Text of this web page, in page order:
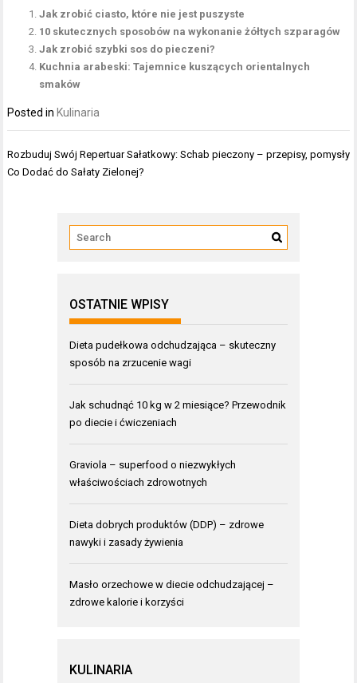
Jak zrobić ciasto, które nie jest puszyste
10 skutecznych sposobów na wykonanie żółtych szparagów
Jak zrobić szybki sos do pieczeni?
Kuchnia arabeski: Tajemnice kuszących orientalnych
smaków
Posted in Kulinaria
Nawigacja
wpisu
Rozbuduj Swój Repertuar Sałatkowy:
Co Dodać do Sałaty Zielonej?
Schab pieczony – przepisy, pomysły
OSTATNIE WPISY
Dieta pudełkowa odchudzająca – skuteczny
sposób na zrzucenie wagi
Jak schudnąć 10 kg w 2 miesiące? Przewodnik
po diecie i ćwiczeniach
Graviola – superfood o niezwykłych
właściwościach zdrowotnych
Dieta dobrych produktów (DDP) – zdrowe
nawyki i zasady żywienia
Masło orzechowe w diecie odchudzającej –
zdrowe kalorie i korzyści
KULINARIA